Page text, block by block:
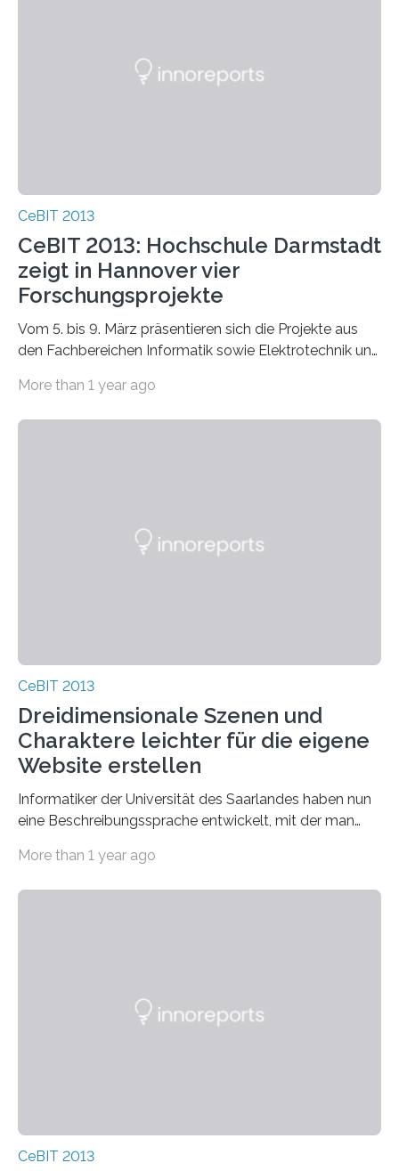
CeBIT 2013
CeBIT 2013: Hochschule Darmstadt
zeigt in Hannover vier
Forschungsprojekte
Vom 5. bis 9. März präsentieren sich die Projekte aus
den Fachbereichen Informatik sowie Elektrotechnik und
More than 1 year ago
CeBIT 2013
Dreidimensionale Szenen und
Charaktere leichter für die eigene
Website erstellen
Informatiker der Universität des Saarlandes haben nun
eine Beschreibungssprache entwickelt, mit der man
More than 1 year ago
CeBIT 2013